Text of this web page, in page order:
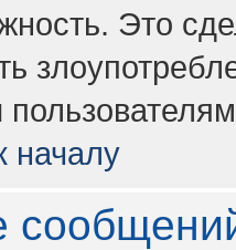
Это
началу